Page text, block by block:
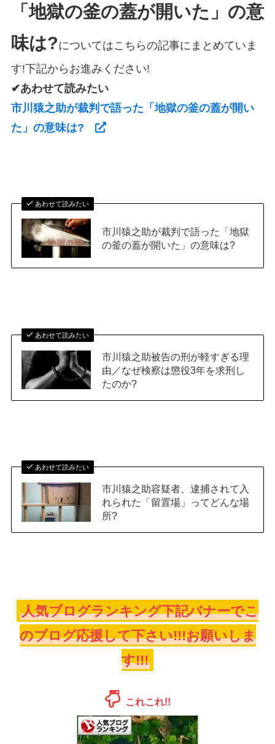
「地獄の釜の蓋が開いた」の意
味は?についてはこちらの記事にまとめていま
す!下記からお進みください!
✔あわせて読みたい
市川猿之助が裁判で語った「地獄の釜の蓋が開い
た」の意味は?
あわせて読みたい
市川猿之助が裁判で語った「地獄
の釜の蓋が開いた」の意味は?
あわせて読みたい
市川猿之助被告の刑が軽すぎる理
由／なぜ検察は懲役3年を求刑し
たのか?
あわせて読みたい
市川猿之助容疑者、逮捕されて入
れられた「留置場」ってどんな場
所?
人気ブログランキング下記バナーでこ
のブログ応援して下さい!!!お願いしま
す!!!
これこれ!!